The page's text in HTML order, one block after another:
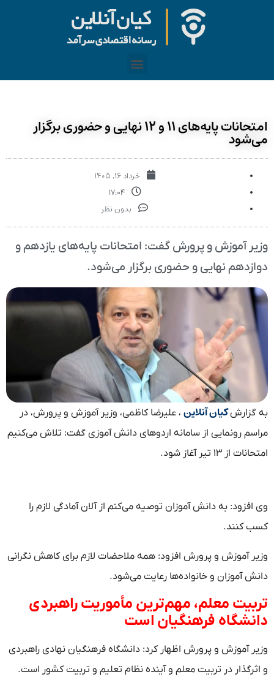
امتحانات پایه‌های ۱۱ و ۱۲ نهایی و حضوری برگزار
می‌شود
خرداد ۱۶, ۱۴۰۵
۱۷:۰۴
بدون نظر
وزیر آموزش و پرورش گفت: امتحانات پایه‌های یازدهم و
دوازدهم نهایی و حضوری برگزار می‌شود.
به گزارشکیان آنلاین ، علیرضا کاظمی، وزیر آموزش و پرورش، در
مراسم رونمایی از سامانه اردوهای دانش آموزی گفت: تلاش می‌کنیم
امتحانات از ۱۳ تیر آغاز شود.
وی افزود: به دانش آموزان توصیه می‌کنم از آلان آمادگی لازم را
کسب کنند.
وزیر آموزش و پرورش افزود: همه ملاحضات لازم برای کاهش نگرانی
دانش آموزان و خانواده‌ها رعایت می‌شود.
تربیت معلم، مهم‌ترین مأموریت راهبردی
دانشگاه فرهنگیان است
وزیر آموزش و پرورش اظهار کرد: دانشگاه فرهنگیان نهادی راهبردی
و اثرگذار در تربیت معلم و آینده نظام تعلیم و تربیت کشور است.